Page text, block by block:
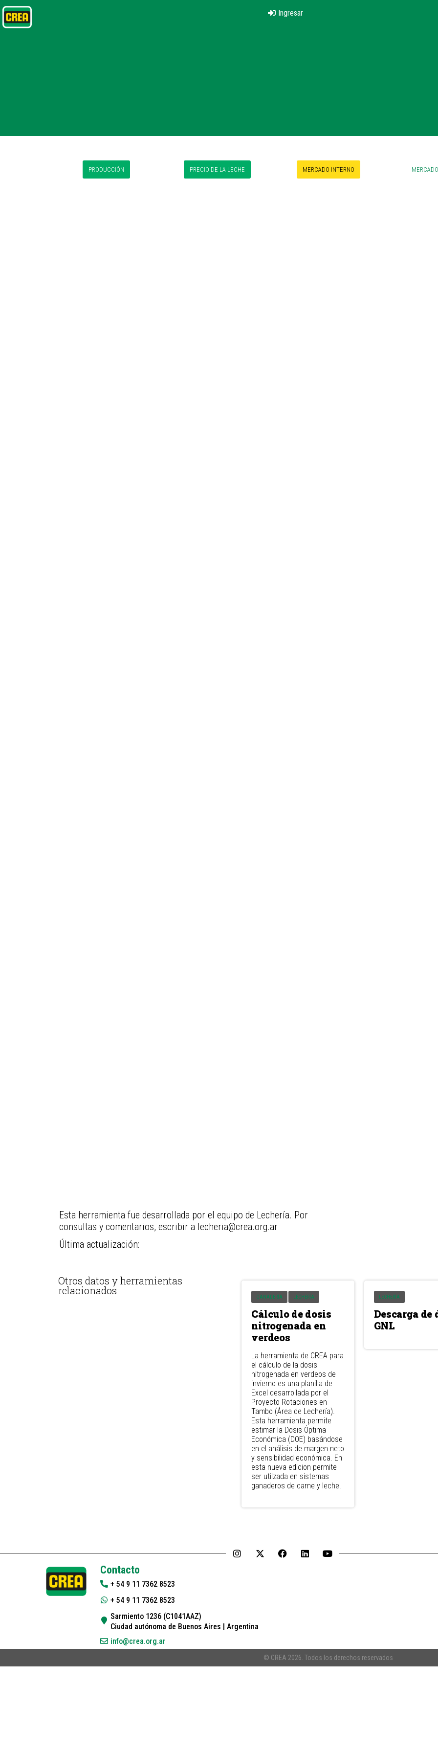
Ingresar
PRODUCCIÓN PRECIO DE LA LECHE MERCADO INTERNO
Esta herramienta fue desarrollada por el equipo de Lechería. Por
consultas y comentarios, escribir a lecheria@crea.org.ar
Última actualización:
Otros datos y herramientas
relacionados
GANADERÍA LECHERÍA
Cálculo de dosis
nitrogenada en
verdeos
La herramienta de CREA para
el cálculo de la dosis
nitrogenada en verdeos de
invierno es una planilla de
Excel desarrollada por el
Proyecto Rotaciones en
Tambo (Área de Lechería).
Esta herramienta permite
estimar la Dosis Óptima
Económica (DOE) basándose
en el análisis de margen neto
y sensibilidad económica. En
esta nueva edicion permite
ser utilzada en sistemas
ganaderos de carne y leche.
LECHERÍA
Descarga de
GNL
Contacto
+ 54 9 11 7362 8523
+ 54 9 11 7362 8523
Sarmiento 1236 (C1041AAZ)
Ciudad autónoma de Buenos Aires | Argentina
info@crea.org.ar
© CREA 2026. Todos los derechos reservados